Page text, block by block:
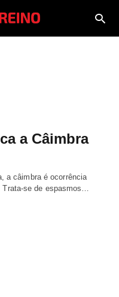
a Câimbra
a câimbra é ocorrência
Trata-se de espasmos…